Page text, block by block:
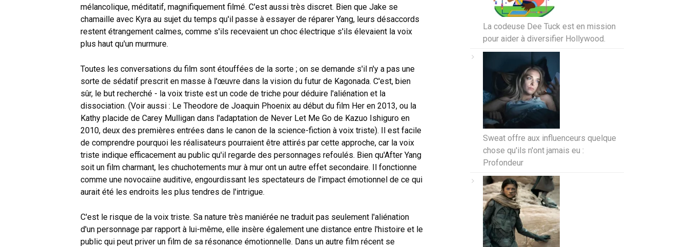
mélancolique, méditatif, magnifiquement filmé. C'est aussi très discret. Bien que Jake se
chamaille avec Kyra au sujet du temps qu'il passe à essayer de réparer Yang, leurs désaccords
restent étrangement calmes, comme s'ils recevaient un choc électrique s'ils élevaient la voix
plus haut qu'un murmure.
Toutes les conversations du film sont étouffées de la sorte ; on se demande s'il n'y a pas une
sorte de sédatif prescrit en masse à l'œuvre dans la vision du futur de Kagonada. C'est, bien
sûr, le but recherché - la voix triste est un code de triche pour déduire l'aliénation et la
dissociation. (Voir aussi : Le Theodore de Joaquin Phoenix au début du film Her en 2013, ou la
Kathy placide de Carey Mulligan dans l'adaptation de Never Let Me Go de Kazuo Ishiguro en
2010, deux des premières entrées dans le canon de la science-fiction à voix triste). Il est facile
de comprendre pourquoi les réalisateurs pourraient être attirés par cette approche, car la voix
triste indique efficacement au public qu'il regarde des personnages refoulés. Bien qu'After Yang
soit un film charmant, les chuchotements mur à mur ont un autre effet secondaire. Il fonctionne
comme une novocaïne auditive, engourdissant les spectateurs de l'impact émotionnel de ce qui
aurait été les endroits les plus tendres de l'intrigue.
C'est le risque de la voix triste. Sa nature très maniérée ne traduit pas seulement l'aliénation
d'un personnage par rapport à lui-même, elle insère également une distance entre l'histoire et le
public qui peut priver un film de sa résonance émotionnelle. Dans un autre film récent se
La codeuse Dee Tuck est en mission
pour aider à diversifier Hollywood.
Sweat offre aux influenceurs quelque
chose qu'ils n'ont jamais eu :
Profondeur